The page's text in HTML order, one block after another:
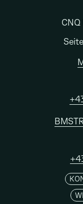
CNQ